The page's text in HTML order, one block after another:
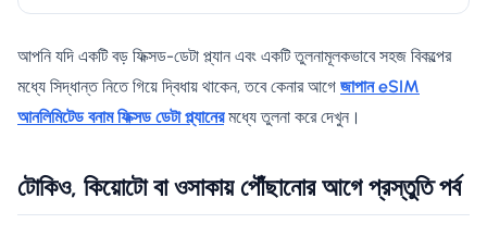
আপনি যদি একটি বড় ফিক্সড-ডেটা প্ল্যান এবং একটি তুলনামূলকভাবে সহজ বিকল্পের
মধ্যে সিদ্ধান্ত নিতে গিয়ে দ্বিধায় থাকেন, তবে কেনার আগে জাপান eSIM
আনলিমিটেড বনাম ফিক্সড ডেটা প্ল্যানেরমধ্যে তুলনা করে দেখুন।
টোকিও, কিয়োটো বা ওসাকায় পৌঁছানোর আগে প্রস্তুতি পর্ব